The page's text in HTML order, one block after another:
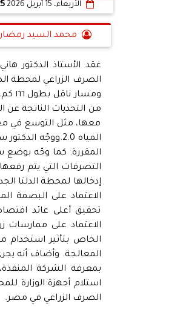
الأربعاء، 15 أبريل 2026
محمد السيد
عقد الأستاذ الدكتور
من التحديات الناتجة عن
معها، مثل التوسع في
المياه 2.0.ووجّه
المقررة. كما وجّه بوضع
التصرفات التي يتم
إدخالها لمحطة الدلتا
الاعتماد على البصمة
تحقيق أعلى عائد
الاعتماد على ممارسات
الخاص بتأثير استخدام
المعالجة. وأضاف أنه
بمعرفة الشركة
استلام أجهزة الوزارة
الصرف الزراعي في مصر.